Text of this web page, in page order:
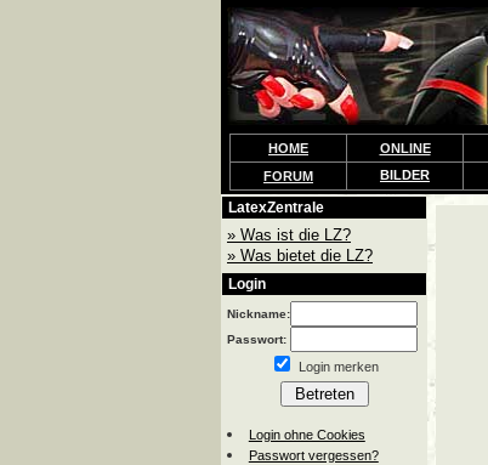
HOME ONLINE
FORUM
BILDER
LatexZentrale
» Was ist die LZ?
» Was bietet die LZ?
Login
Nickname:
Passwort:
Login merken
Login ohne Cookies
Passwort vergessen?